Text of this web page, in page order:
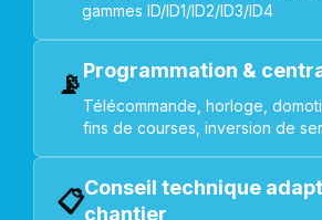
gammes ID/ID1/ID2/ID3/ID4
📡Programmation &
Télécommande, horloge,
fins de courses, inversion de
📋Conseil technique
chantier